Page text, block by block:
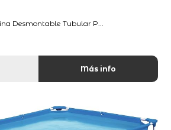
Desmontable Tubular P...
Más info